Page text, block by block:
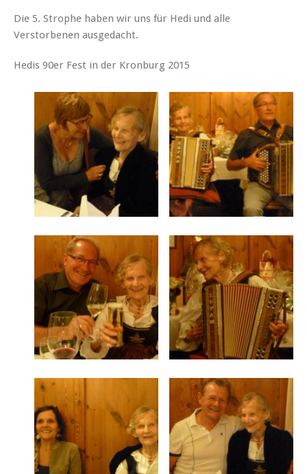
Die 5. Strophe haben wir uns für Hedi und alle
Verstorbenen ausgedacht.
Hedis 90er Fest in der Kronburg 2015